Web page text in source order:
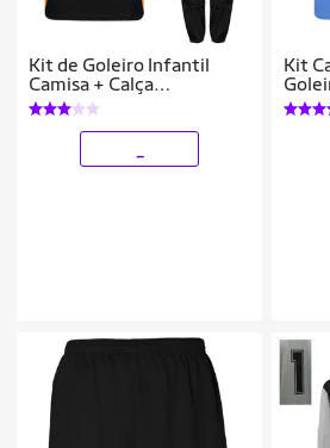
Kit de Goleiro Infantil
Camisa + Calça
Acolchoada + Luva
Kit